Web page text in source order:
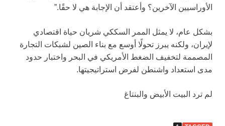
الأوراسيين الآخرين؟ وأعتقد أن الإجابة هي لا حقًا.”
بشكل عام، لا يمثل الممر السككي شريان حياة اقتصادي
لإيران، ولكنه يبرز تحولًا أوسع مع بناء الصين لشبكات التجارة
المصممة لتخفيف الضغط الأمريكي في البحر واختبار حدود
مدى استعداد واشنطن لفرض استراتيجيتها.
لم ترد البيت الأبيض والبنتاغ